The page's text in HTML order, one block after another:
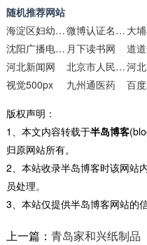
随机推荐网站
海淀区妇幼保健院
微博认证名人堂
沈阳广播电视台 月下读书网 道
河北新闻网
北京市人民政府门户网站河
视觉500px
九州通医药
版权声明：
1、本文内容转载于半岛博客
归原网站所有。
2、本站收录半岛博客时该网站
员处理。
3、本站仅提供半岛博客网站的
上一篇： 青岛家和兴纸制品